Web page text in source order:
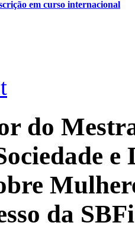
em curso internacional
do
da